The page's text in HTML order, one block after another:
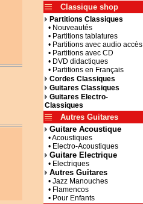
Classique shop
Partitions Classiques
• Nouveautés
• Partitions tablatures
• Partitions avec audio accès
• Partitions avec CD
• DVD didactiques
• Partitions en Français
Cordes Classiques
Guitares Classiques
Guitares Electro-
Classiques
Autres Guitares
Guitare Acoustique
• Acoustiques
• Electro-Acoustiques
Guitare Electrique
• Electriques
Autres Guitares
• Jazz Manouches
• Flamencos
• Pour Enfants